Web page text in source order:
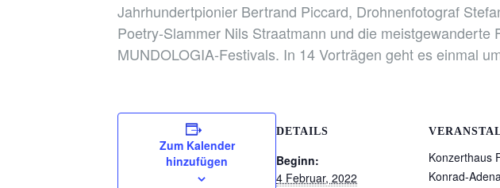
Jahrhundertpionier Bertrand Piccard, Drohnenfotograf
Poetry-Slammer Nils Straatmann und die
MUNDOLOGIA-Festivals. In 14 Vorträgen geht es einmal
Zum Kalender
hinzufügen
DETAILS
Beginn:
4 Februar, 2022
Konzerthaus
Konrad-